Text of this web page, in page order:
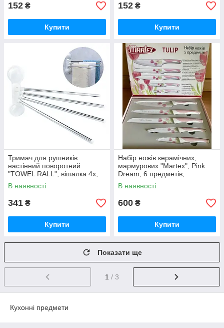
152 ₴
Купити
152 ₴
Купити
Тримач для рушників
настінний поворотний
"TOWEL RALL", вішалка 4х,
неіржавка сталь
В наявності
341 ₴
Купити
Набір ножів керамічних,
мармурових "Martex", Pink
Dream, 6 предметів,
подарункове паковання.
KRAUFF
В наявності
600 ₴
Купити
Показати ще
1 / 3
Кухонні предмети